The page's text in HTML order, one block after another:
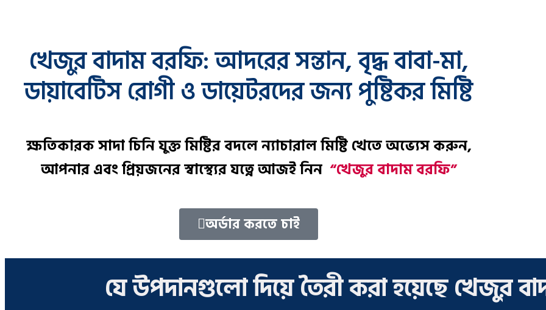
খেজুর বাদাম বরফি: আদরের সন্তান, বৃদ্ধ বাবা-মা,
ডায়াবেটিস রোগী ও ডায়েটরদের জন্য পুষ্টিকর মিষ্টি
ক্ষতিকারক সাদা চিনি যুক্ত মিষ্টির বদলে ন্যাচারাল মিষ্টি খেতে অভ্যেস করুন,
আপনার এবং প্রিয়জনের স্বাস্থ্যের যত্নে আজই নিন “খেজুর বাদাম বরফি”
অর্ডার করতে চাই
যে উপদানগুলো দিয়ে তৈরী করা হয়েছে খেজুর